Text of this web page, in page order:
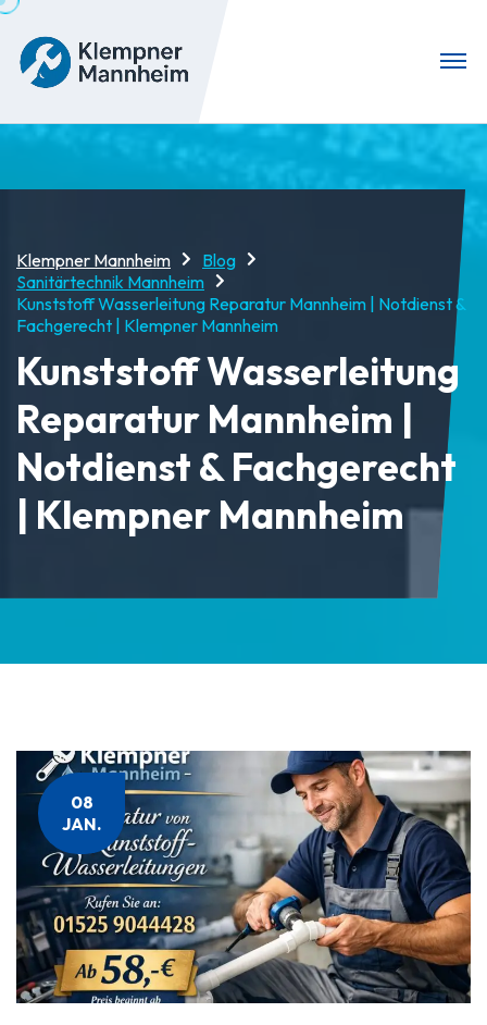
Klempner Mannheim
Blog
Sanitärtechnik Mannheim
Kunststoff Wasserleitung Reparatur Mannheim | Notdienst &
Fachgerecht | Klempner Mannheim
Kunststoff Wasserleitung
Reparatur Mannheim |
Notdienst & Fachgerecht
| Klempner Mannheim
08
JAN.